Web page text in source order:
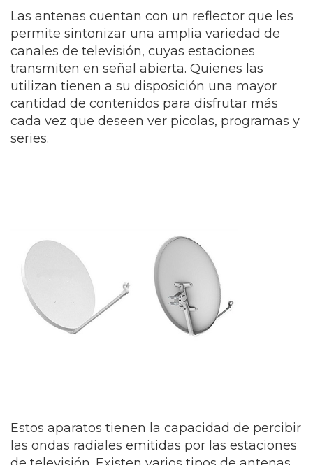
Las antenas cuentan con un reflector que les
permite sintonizar una amplia variedad de
canales de televisión, cuyas estaciones
transmiten en señal abierta. Quienes las
utilizan tienen a su disposición una mayor
cantidad de contenidos para disfrutar más
cada vez que deseen ver picolas, programas y
series.
Estos aparatos tienen la capacidad de percibir
las ondas radiales emitidas por las estaciones